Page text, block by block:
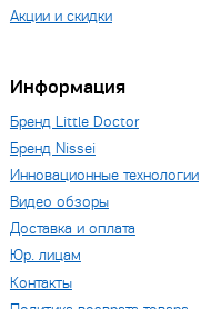
Акции и скидки
Информация
Бренд Little Doctor
Бренд Nissei
Инновационные технологии
Видео обзоры
Доставка и оплата
Юр. лицам
Контакты